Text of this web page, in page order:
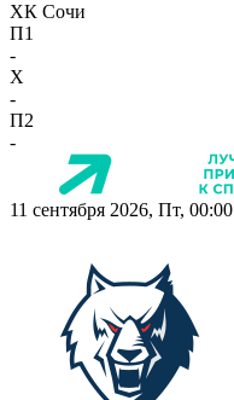
ХК Сочи
П1
-
X
-
П2
-
11 сентября 2026, Пт, 00:00